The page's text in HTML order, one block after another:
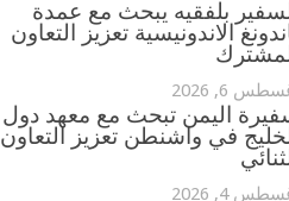
بلفقيه يبحث مع عمدة
الاندونيسية تعزيز التعاون
6, 2026
اليمن تبحث مع معهد دول
في واشنطن تعزيز التعاون
4, 2026